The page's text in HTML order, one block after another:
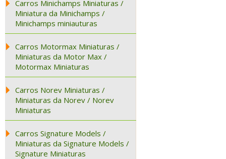
Carros Minichamps Miniaturas /
Miniatura da Minichamps /
Minichamps miniauturas
Carros Motormax Miniaturas /
Miniaturas da Motor Max /
Motormax Miniaturas
Carros Norev Miniaturas /
Miniaturas da Norev / Norev
Miniaturas
Carros Signature Models /
Miniaturas da Signature Models /
Signature Miniaturas